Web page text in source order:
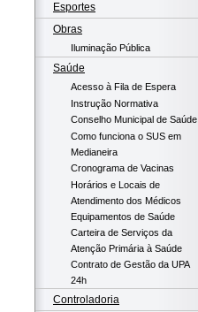
Esportes
Obras
Iluminação Pública
Saúde
Acesso à Fila de Espera
Instrução Normativa
Conselho Municipal de Saúde
Como funciona o SUS em
Medianeira
Cronograma de Vacinas
Horários e Locais de
Atendimento dos Médicos
Equipamentos de Saúde
Carteira de Serviços da
Atenção Primária à Saúde
Contrato de Gestão da UPA
24h
Controladoria